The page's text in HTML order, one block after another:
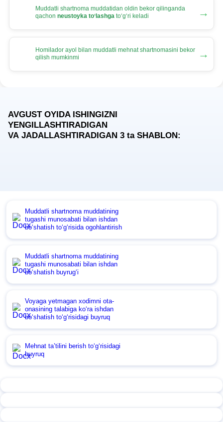
Muddatli shartnoma muddatidan oldin bekor qilinganda
qachon neustoyka toʻlashga toʻgʻri keladi →
Homilador ayol bilan muddatli mehnat shartnomasini bekor
qilish mumkinmi
→
AVGUST OYIDA ISHINGIZNI
YENGILLASHTIRADIGAN
VA JADALLASHTIRADIGAN 3 taSHABLON:
Muddatli shartnoma muddatining
tugashi munosabati bilan ishdan
boʻshatish toʻgʻrisida ogohlantirish
Muddatli shartnoma muddatining
tugashi munosabati bilan ishdan
boʻshatish buyrugʻi
Voyaga yetmagan хodimni ota-
onasining talabiga koʻra ishdan
boʻshatish toʻgʻrisidagi buyruq
Mehnat ta’tilini berish toʻgʻrisidagi
buyruq